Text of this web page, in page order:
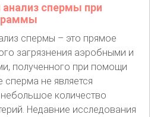
анализ спермы при
спермы – это прямое
загрязнения аэробными и
полученного при помощи
не является
количество
Недавние исследования